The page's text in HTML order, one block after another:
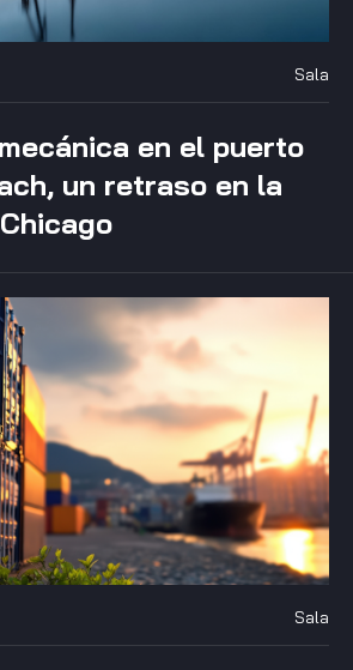
Sala
en el puerto
un retraso en la
Sala